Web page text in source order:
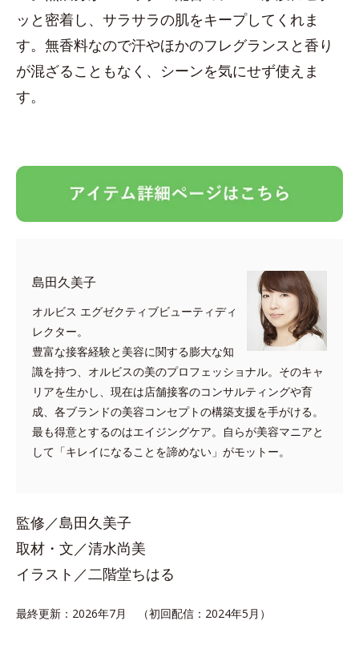
ッと密着し、サラサラの肌をキープしてくれま
す。無香料なので汗やほかのフレグランスと香り
が混ざることもなく、シーンを気にせず使えま
す。
島田久美子
オルビス エグゼクティブビューティディ
レクター。
豊富な接客経験と美容に関する膨大な知
識を持つ、オルビスの美のプロフェッショナル。そのキャ
リアを生かし、現在は店舗接客のコンサルティングや育
成、各ブランドの美容コンセプトの構築支援を手がける。
最も得意とするのはエイジングケア。自らが美容マニアと
して「キレイになることを諦めない」がモットー。
監修／島田久美子
取材・文／清水尚美
イラスト／二階堂ちはる
最終更新：2026年7月 （初回配信：2024年5月）